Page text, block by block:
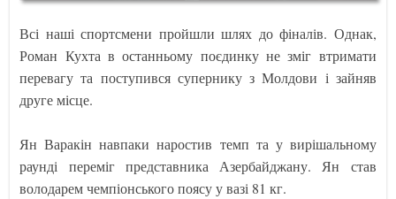
Всі наші спортсмени пройшли шлях до фіналів. Однак,
Роман Кухта в останньому поєдинку не зміг втримати
перевагу та поступився супернику з Молдови і зайняв
друге місце.
Ян Варакін навпаки наростив темп та у вирішальному
раунді переміг представника Азербайджану. Ян став
володарем чемпіонського поясу у вазі 81 кг.